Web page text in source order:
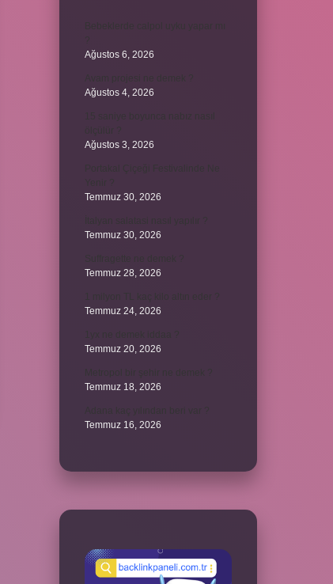
Ağustos 6, 2026
Ağustos 4, 2026
Ağustos 3, 2026
Temmuz 30, 2026
Temmuz 30, 2026
Temmuz 28, 2026
Temmuz 24, 2026
Temmuz 20, 2026
Temmuz 18, 2026
Temmuz 16, 2026